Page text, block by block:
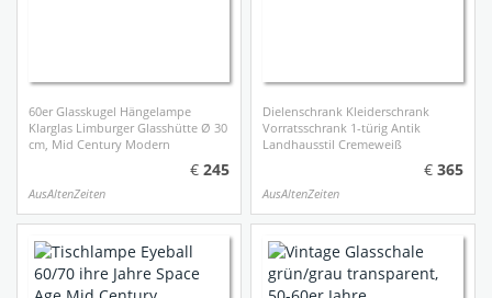
60er Glasskugel Hängelampe
Klarglas Limburger Glasshütte Ø 30
cm, Mid Century Modern
245
AusAltenZeiten
Dielenschrank Kleiderschrank
Vorratsschrank 1-türig Antik
Landhausstil Cremeweiß
365
AusAltenZeiten